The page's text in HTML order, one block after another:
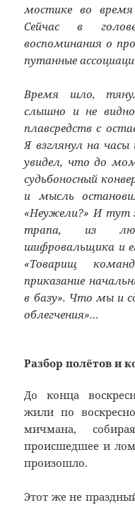
мостике во
Сейчас в
воспоминания о
путанные
Время шло,
слышно и не
плавсредств с
Я взглянул на
увидел, что до
судьбоносный
и мысль
«Неужели?» И тут
трапа, из
шифровальщика и
«Товарищ
приказание
в базу». Что мы и
облегчения»…
Разбор полётов и
До конца
жили по
мичмана,
происшедшее и
произошло.
Этот же не